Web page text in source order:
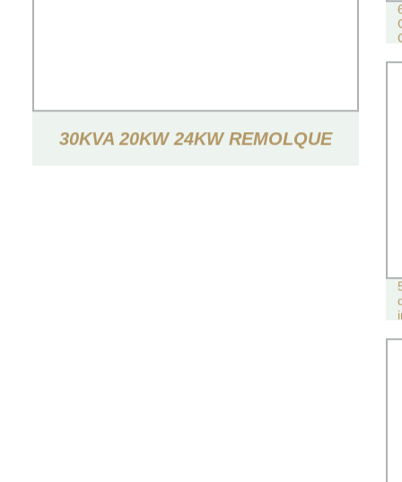
30KVA 20KW 24KW REMOLQUE